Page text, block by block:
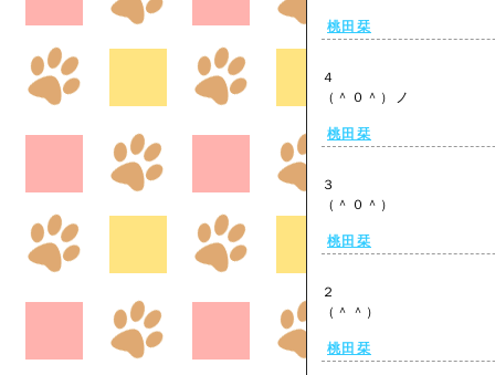
桃田栞
４
（＾０＾）ノ
桃田栞
３
（＾０＾）
桃田栞
２
（＾＾）
桃田栞